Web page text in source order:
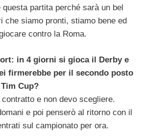
partita perché sarà un bel
che siamo pronti, stiamo bene ed
contro la Roma.
in 4 giorni si gioca il Derby e
firmerebbe per il secondo posto
Cup?
e non devo scegliere.
e poi penserò al ritorno con il
sul campionato per ora.